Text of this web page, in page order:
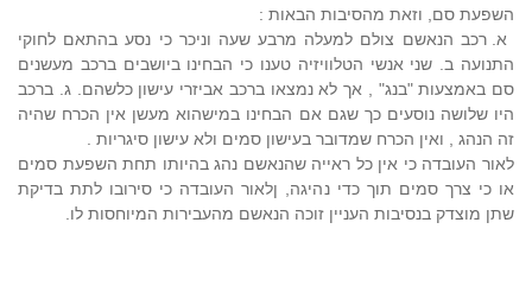
השפעת סם, וזאת מהסיבות הבאות :
א. רכב הנאשם צולם למעלה מרבע שעה וניכר כי נסע בהתאם לחוקי
התנועה ב. שני אנשי הטלוויזיה טענו כי הבחינו ביושבים ברכב מעשנים
סם באמצעות "בנג" , אך לא נמצאו ברכב אביזרי עישון כלשהם. ג. ברכב
היו שלושה נוסעים כך שגם אם הבחינו במישהוא מעשן אין הכרח שהיה
זה הנהג , ואין הכרח שמדובר בעישון סמים ולא עישון סיגריות .
לאור העובדה כי אין כל ראייה שהנאשם נהג בהיותו תחת השפעת סמים
או כי צרך סמים תוך כדי נהיגה, ןלאור העובדה כי סירובו לתת בדיקת
שתן מוצדק בנסיבות העניין זוכה הנאשם מהעבירות המיוחסות לו.